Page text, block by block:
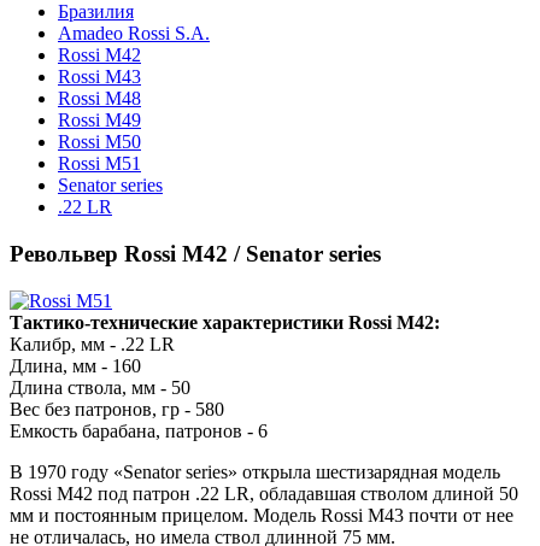
Бразилия
Amadeo Rossi S.A.
Rossi M42
Rossi M43
Rossi M48
Rossi M49
Rossi M50
Rossi M51
Senator series
.22 LR
Револьвер Rossi M42 / Senator series
Тактико-технические характеристики Rossi M42:
Калибр, мм - .22 LR
Длина, мм - 160
Длина ствола, мм - 50
Вес без патронов, гр - 580
Емкость барабана, патронов - 6
В 1970 году «Senator series» открыла шестизарядная модель
Rossi M42 под патрон .22 LR, обладавшая стволом длиной 50
мм и постоянным прицелом. Модель Rossi M43 почти от нее
не отличалась, но имела ствол длинной 75 мм.